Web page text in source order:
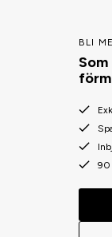
BLI
90